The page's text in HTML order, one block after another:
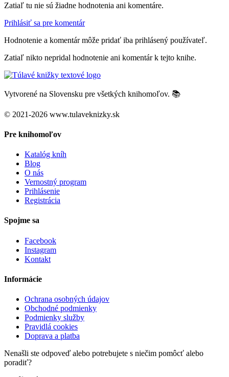
Zatiaľ tu nie sú žiadne hodnotenia ani komentáre.
Prihlásiť sa pre komentár
Hodnotenie a komentár môže pridať iba prihlásený používateľ.
Zatiaľ nikto nepridal hodnotenie ani komentár k tejto knihe.
Vytvorené na Slovensku pre všetkých knihomoľov. 📚
© 2021-2026 www.tulaveknizky.sk
Pre knihomoľov
Katalóg kníh
Blog
O nás
Vernostný program
Prihlásenie
Registrácia
Spojme sa
Facebook
Instagram
Kontakt
Informácie
Ochrana osobných údajov
Obchodné podmienky
Podmienky služby
Pravidlá cookies
Doprava a platba
Nenašli ste odpoveď alebo potrebujete s niečim pomôcť alebo
poradiť?